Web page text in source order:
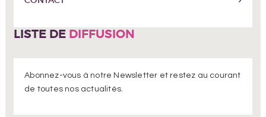
LISTE DE DIFFUSION
Abonnez-vous à notre Newsletter et restez au courant
de toutes nos actualités.